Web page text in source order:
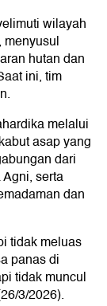
wilayah
hutan dan
ini, tim
melalui
asap yang
dari
serta
dan
tidak meluas
panas di
tidak muncul
3/2026).